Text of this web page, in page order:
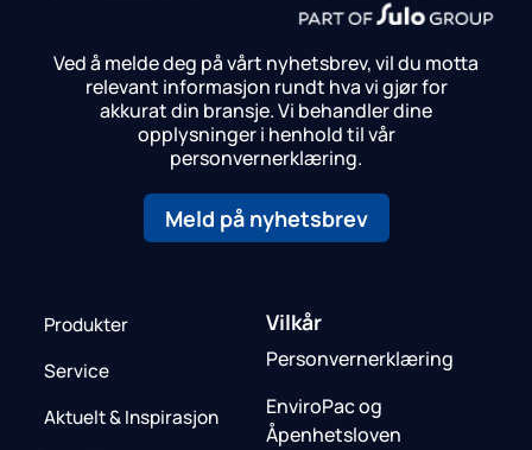
Ved å melde deg på vårt nyhetsbrev, vil du motta
relevant informasjon rundt hva vi gjør for
akkurat din bransje.Vi behandler dine
opplysninger i henhold til vår
personvernerklæring.
Meld på nyhetsbrev
Produkter
Service
Aktuelt & Inspirasjon
Vilkår
Personvernerklæring
EnviroPac og
Åpenhetsloven